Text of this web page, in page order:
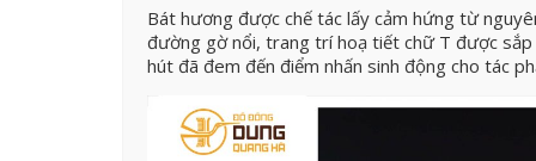
Bát hương được chế tác lấy cảm hứng từ
đường gờ nổi, trang trí hoạ tiết chữ T được sắp
hút đã đem đến điểm nhấn sinh động cho tác